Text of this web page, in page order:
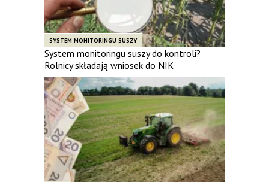
SYSTEM MONITORINGU SUSZY
System monitoringu suszy do kontroli?
Rolnicy składają wniosek do NIK